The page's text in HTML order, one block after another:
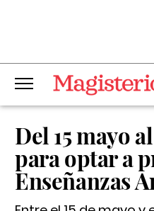
Del 15 mayo
para optar a
Enseñanzas